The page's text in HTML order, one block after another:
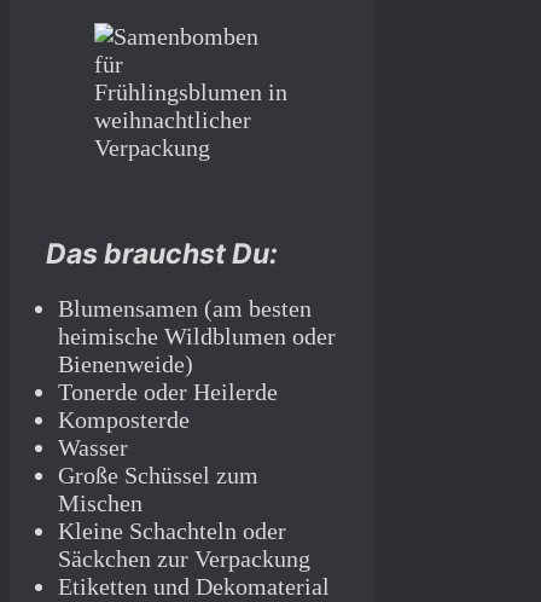
Das brauchst Du:
Blumensamen (am besten
heimische Wildblumen oder
Bienenweide)
Tonerde oder Heilerde
Komposterde
Wasser
Große Schüssel zum
Mischen
Kleine Schachteln oder
Säckchen zur Verpackung
Etiketten und Dekomaterial